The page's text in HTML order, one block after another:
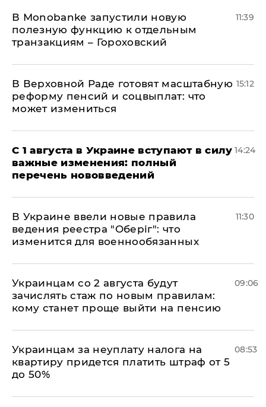
В Мonobankе запустили новую
полезную функцию к отдельным
транзакциям – Гороховский
11:39
В Верховной Раде готовят масштабную
реформу пенсий и соцвыплат: что
может измениться
15:12
С 1 августа в Украине вступают в силу
важные изменения: полный
перечень нововведений
14:24
В Украине ввели новые правила
ведения реестра "Оберіг": что
изменится для военнообязанных
11:30
Украинцам со 2 августа будут
зачислять стаж по новым правилам:
кому станет проще выйти на пенсию
09:06
Украинцам за неуплату налога на
квартиру придется платить штраф от 5
до 50%
08:53